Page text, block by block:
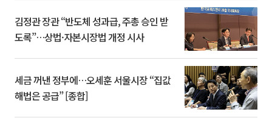
김정관 장관 “반도체 성과급, 주총 승인 받
도록”…상법·자본시장법 개정 시사
세금 꺼낸 정부에…오세훈 서울시장 “집값
해법은 공급” [종합]